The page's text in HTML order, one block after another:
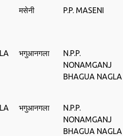
मसेनी P.P. MASENI
भगुआनगला
N.P.P.
NONAMGANJ
BHAGUA NAGLA
भगुआनगला
N.P.P.
NONAMGANJ
BHAGUA NAGLA